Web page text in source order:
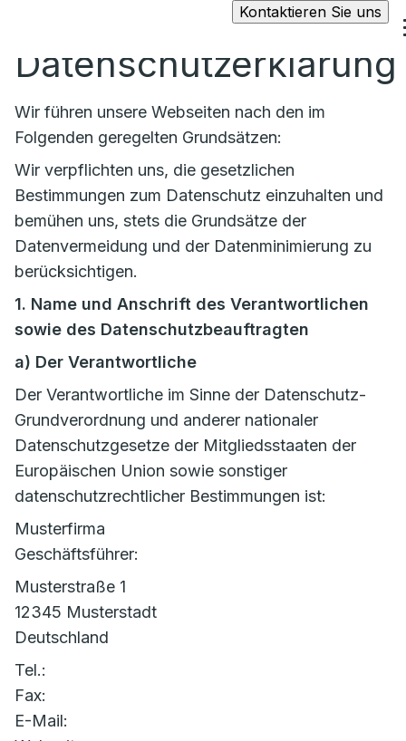
Kontaktieren Sie uns
Datenschutzerklärung
Wir führen unsere Webseiten nach den im
Folgenden geregelten Grundsätzen:
Wir verpflichten uns, die gesetzlichen
Bestimmungen zum Datenschutz einzuhalten und
bemühen uns, stets die Grundsätze der
Datenvermeidung und der Datenminimierung zu
berücksichtigen.
1. Name und Anschrift des Verantwortlichen
sowie des Datenschutzbeauftragten
a) Der Verantwortliche
Der Verantwortliche im Sinne der Datenschutz-
Grundverordnung und anderer nationaler
Datenschutzgesetze der Mitgliedsstaaten der
Europäischen Union sowie sonstiger
datenschutzrechtlicher Bestimmungen ist:
Musterfirma
Geschäftsführer:
Musterstraße 1
12345 Musterstadt
Deutschland
Tel.:
Fax:
E-Mail: